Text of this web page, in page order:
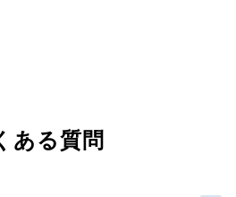
ある質問